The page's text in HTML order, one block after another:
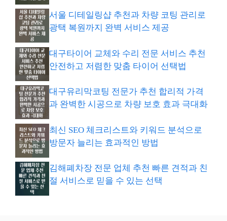
서울 디테일링샵 추천과 차량 코팅 관리로
광택 복원까지 완벽 서비스 제공
대구타이어 교체와 수리 전문 서비스 추천
안전하고 저렴한 맞춤 타이어 선택법
대구유리막코팅 전문가 추천 합리적 가격
과 완벽한 시공으로 차량 보호 효과 극대화
최신 SEO 체크리스트와 키워드 분석으로
방문자 늘리는 효과적인 방법
김해폐차장 전문 업체 추천 빠른 견적과 친
절 서비스로 믿을 수 있는 선택